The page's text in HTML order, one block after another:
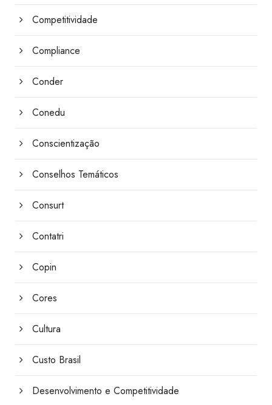
Competitividade
Compliance
Conder
Conedu
Conscientização
Conselhos Temáticos
Consurt
Contatri
Copin
Cores
Cultura
Custo Brasil
Desenvolvimento e Competitividade